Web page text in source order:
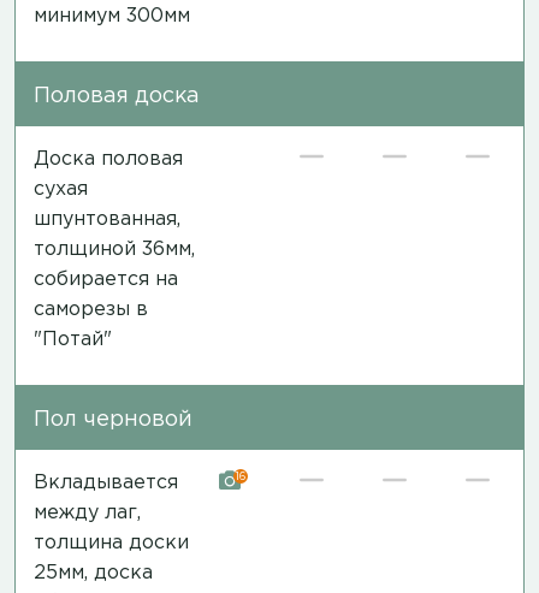
минимум 300мм
Половая доска
Доска половая
сухая
шпунтованная,
толщиной 36мм,
собирается на
саморезы в
"Потай"
Пол черновой
Вкладывается
между лаг,
толщина доски
25мм, доска
16